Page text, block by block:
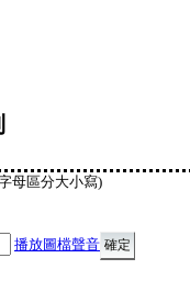
母區分大小寫)
播放圖檔聲音